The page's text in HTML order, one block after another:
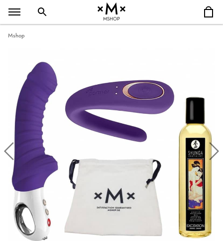
MSHOP
Mshop